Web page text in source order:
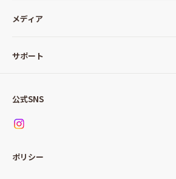
全ての商品
サラダ
パッケージサラダ
調味料
メディア
Qummy(キユーミー)について
サポート
お問い合わせ
公式SNS
ポリシー